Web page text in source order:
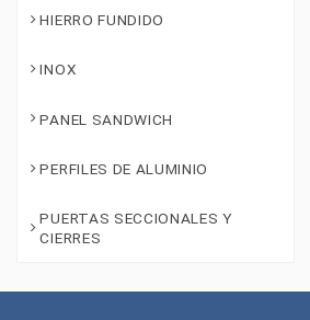
HIERRO FUNDIDO
INOX
PANEL SANDWICH
PERFILES DE ALUMINIO
PUERTAS SECCIONALES Y
CIERRES